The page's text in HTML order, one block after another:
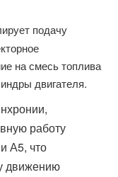
подачу
на смесь топлива
двигателя.
работу
А5, что
движению